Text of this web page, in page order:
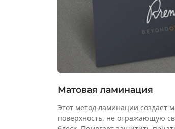
Матовая ламинация
Этот метод ламинации создает
поверхность, не отражающую